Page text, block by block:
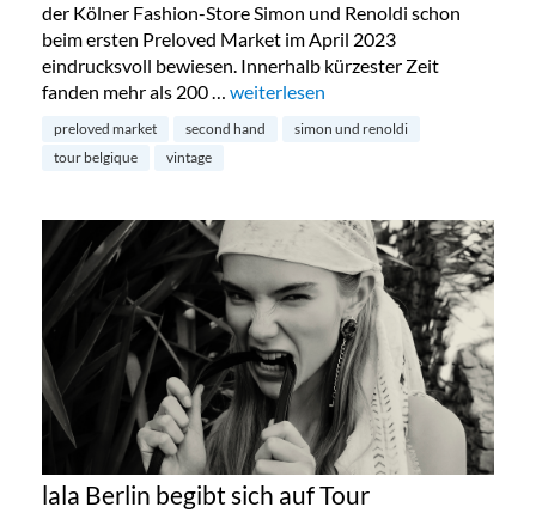
der Kölner Fashion-Store Simon und Renoldi schon
beim ersten Preloved Market im April 2023
eindrucksvoll bewiesen. Innerhalb kürzester Zeit
fanden mehr als 200 … „Preloved Market by Simon &
weiterlesen
preloved market second hand
simon und renoldi
tour belgique
vintage
lala Berlin begibt sich auf Tour